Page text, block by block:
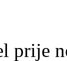
prije